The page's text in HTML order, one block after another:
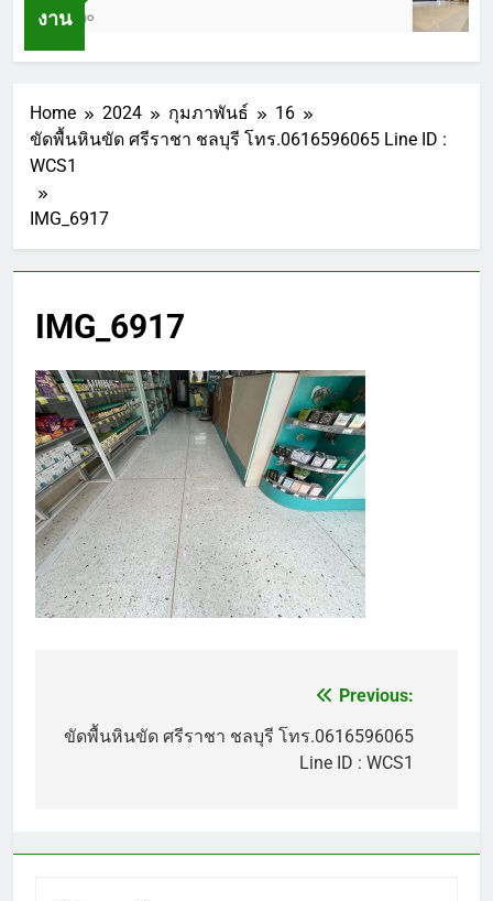
งาน
1 ปี Ago
Home 2024 กุมภาพันธ์
16
ขัดพื้นหินขัด ศรีราชา ชลบุรี โทร.0616596065 Line ID :
WCS1
IMG_6917
IMG_6917
เรื่อง
Previous:
ขัดพื้นหินขัด ศรีราชา ชลบุรี โทร.0616596065
Line ID : WCS1